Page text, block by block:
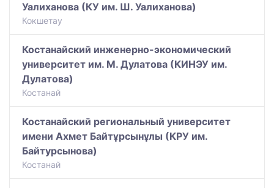
Уалиханова (КУ им. Ш. Уалиханова)
Кокшетау
Костанайский инженерно-экономический
университет им. М. Дулатова (КИНЭУ им.
Дулатова)
Костанай
Костанайский региональный университет
имени Ахмет Байтұрсынұлы (КРУ им.
Байтурсынова)
Костанай